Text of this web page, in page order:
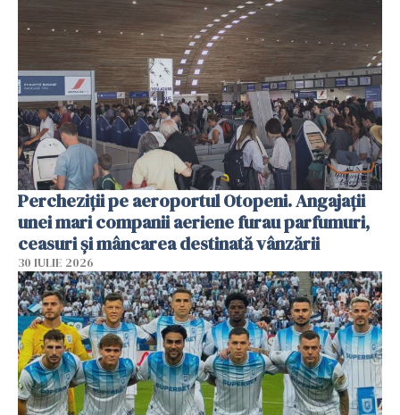
Percheziții pe aeroportul Otopeni. Angajații
unei mari companii aeriene furau parfumuri,
ceasuri și mâncarea destinată vânzării
30 IULIE 2026